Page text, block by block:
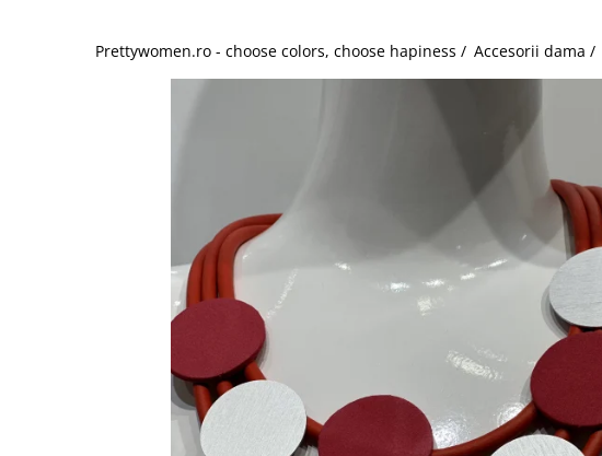
Prettywomen.ro - choose colors, choose hapiness / Accesorii dama /